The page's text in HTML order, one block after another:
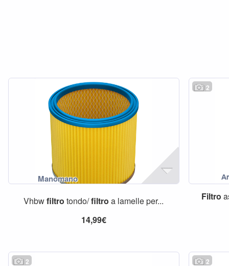
Vhbwfiltro tondo/filtro a lamelle per...
14,99€
2
Filtro
2 2